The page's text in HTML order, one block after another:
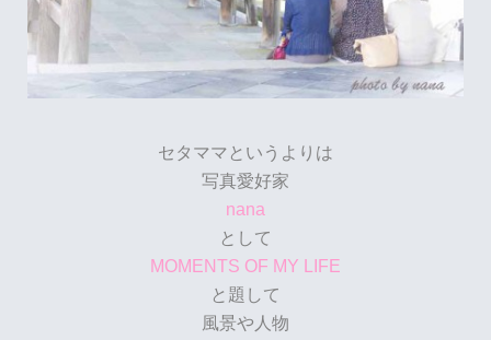
セタママというよりは
写真愛好家
nana
として
MOMENTS OF MY LIFE
と題して
風景や人物